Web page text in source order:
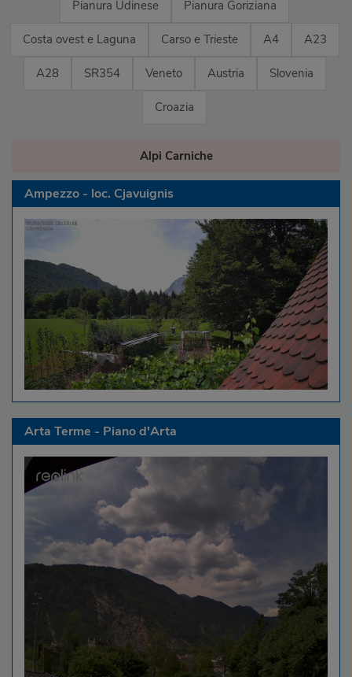
Pianura Udinese Pianura Goriziana
Costa ovest e Laguna Carso e Trieste A4 A23
A28 SR354 Veneto Austria Slovenia
Croazia
Alpi Carniche
Ampezzo - loc. Cjavuignis
Arta Terme - Piano d'Arta